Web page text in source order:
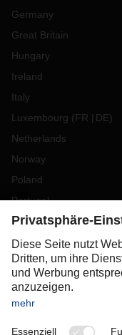
Germany
Great Britain
Hungary
Ireland
Italy
Luxembourg (FR DE)
Netherlands
Norway
Poland
Portugal
Romania
Slovakia
Spain
Sweden
Switzerland